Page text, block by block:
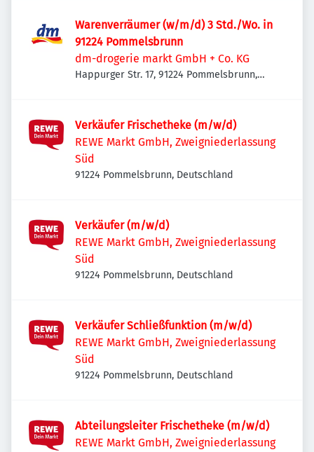
Warenverräumer (w/m/d) 3 Std./Wo. in
91224 Pommelsbrunn
dm-drogerie markt GmbH + Co. KG
Happurger Str. 17, 91224 Pommelsbrunn,
Verkäufer Frischetheke (m/w/d)
REWE Markt GmbH, Zweigniederlassung
Süd
91224 Pommelsbrunn, Deutschland
Verkäufer (m/w/d)
REWE Markt GmbH, Zweigniederlassung
Süd
91224 Pommelsbrunn, Deutschland
Verkäufer Schließfunktion (m/w/d)
REWE Markt GmbH, Zweigniederlassung
Süd
91224 Pommelsbrunn, Deutschland
Abteilungsleiter Frischetheke (m/w/d)
REWE Markt GmbH, Zweigniederlassung